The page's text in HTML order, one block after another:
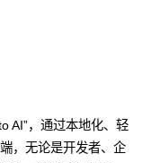
AI”，通过本地化、轻
，无论是开发者、企